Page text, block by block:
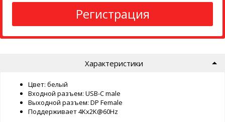
Регистрация
Характеристики
Цвет: белый
Входной разъем: USB-C male
Выходной разъем: DP Female
Поддерживает 4Kx2K@60Hz